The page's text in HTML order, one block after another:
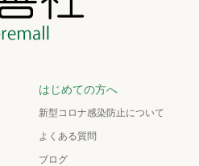
はじめての方へ
新型コロナ感染防止について
よくある質問
ブログ